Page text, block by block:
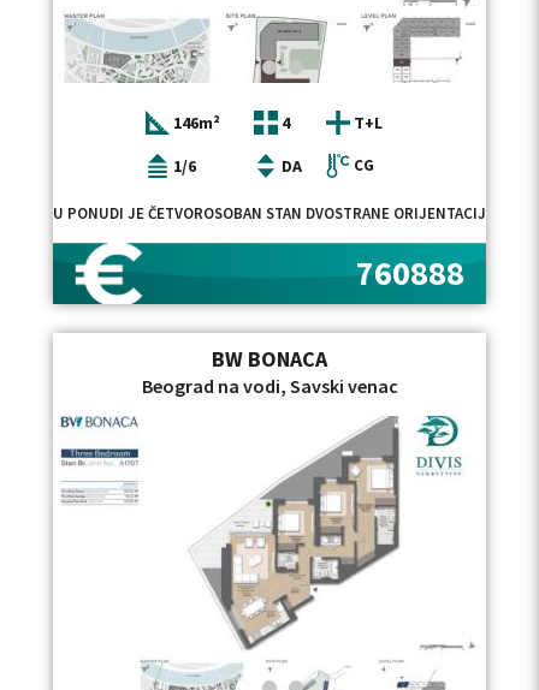
146m² 4
T+L
1/6
DA CG
U PONUDI JE ČETVOROSOBAN STAN DVOSTRANE ORIJENTACIJE,
760888
BW BONACA
Beograd na vodi, Savski venac